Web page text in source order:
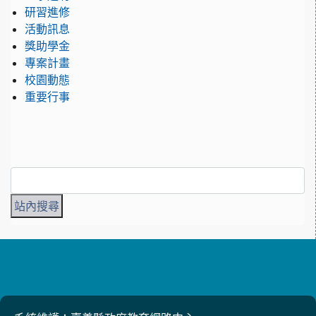
研習進修
活動訊息
獎助學金
專案計畫
校園動態
重要行事